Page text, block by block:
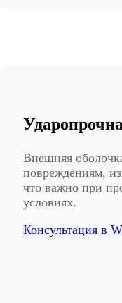
Внешняя
повреждениям,
что важно при
условиях.
Консультация в